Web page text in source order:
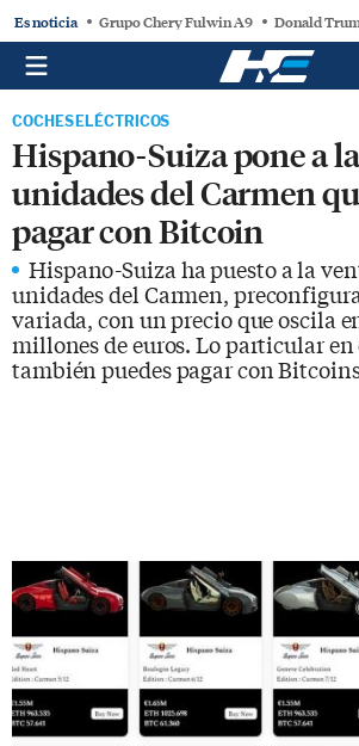
Es noticia Grupo Chery Fulwin A9 Donald
COCHES ELÉCTRICOS
Hispano-Suiza pone a
unidades del Carmen
pagar con Bitcoin
Hispano-Suiza ha puesto a la
unidades del Carmen,
variada, con un precio que oscila
millones de euros. Lo particular en
también puedes pagar con